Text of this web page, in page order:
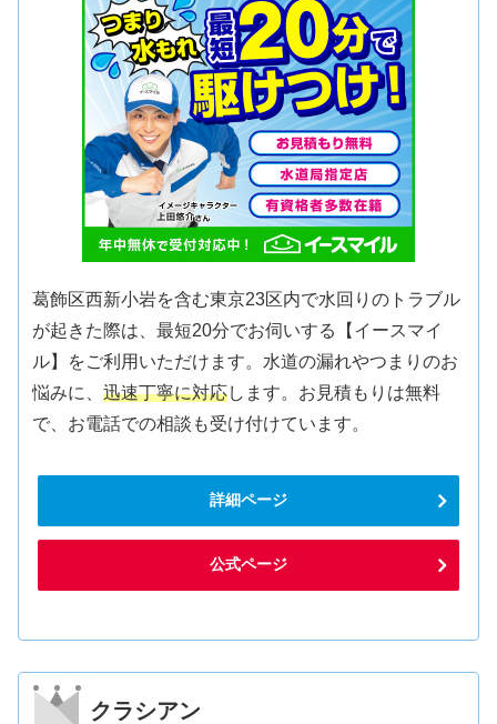
葛飾区西新小岩を含む東京23区内で水回りのトラブル
が起きた際は、最短20分でお伺いする【イースマイ
ル】をご利用いただけます。水道の漏れやつまりのお
悩みに、迅速丁寧に対応します。お見積もりは無料
で、お電話での相談も受け付けています。
詳細ページ
公式ページ
クラシアン